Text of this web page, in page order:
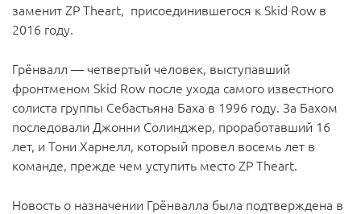
заменит ZP Theart, присоединившегося к Skid Row в
2016 году.
Грёнвалл — четвертый человек, выступавший
фронтменом Skid Row после ухода самого известного
солиста группы Себастьяна Баха в 1996 году. За Бахом
последовали Джонни Солинджер, проработавший 16
лет, и Тони Харнелл, который провел восемь лет в
команде, прежде чем уступить место ZP Theart.
Новость о назначении Грёнвалла была подтверждена в